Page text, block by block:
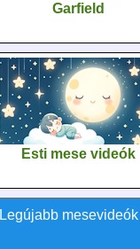
Garfield
Esti mese videók
Legújabb mesevideók